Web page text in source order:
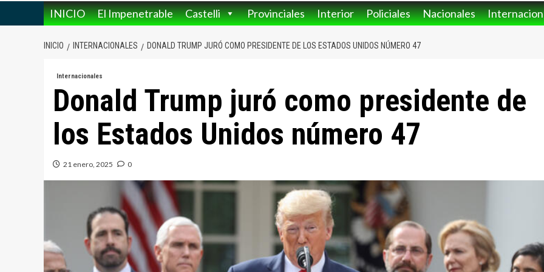
INICIO El Impenetrable Castelli Provinciales Interior Policiales Nacionales
INICIO INTERNACIONALES DONALD TRUMP JURÓ COMO PRESIDENTE DE LOS ESTADOS UNIDOS NÚMERO 47
Internacionales
Donald Trump juró como presidente de
los Estados Unidos número 47
21 enero, 2025 0